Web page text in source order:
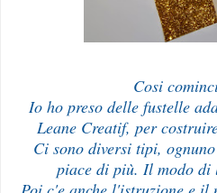
Cosi
Io ho preso delle fustelle
Leane Creatif, per
Ci sono diversi tipi,
piace di più. Il modo di